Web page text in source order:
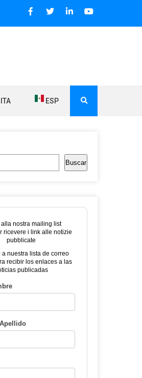
DIFUNDE NOTICIAS SOBRE LA
ITA ESP
Buscar
alla nostra mailing list
ricevere i link alle notizie
pubblicate
a nuestra lista de correo
recibir los enlaces a las
publicadas